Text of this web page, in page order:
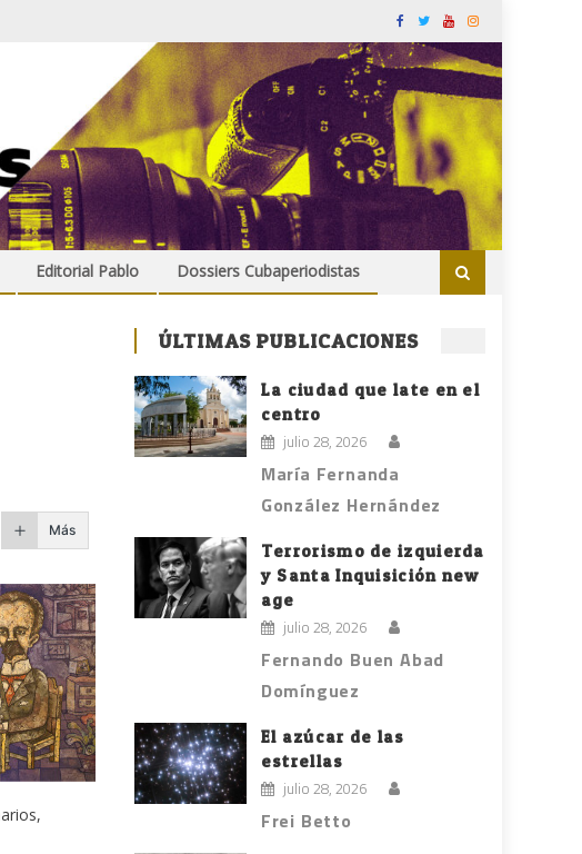
Editorial Pablo Dossiers Cubaperiodistas
Más
ÚLTIMAS PUBLICACIONES
La ciudad que late en el
centro
julio 28, 2026
María Fernanda
González Hernández
Terrorismo de izquierda
y Santa Inquisición new
age
julio 28, 2026
Fernando Buen Abad
Domínguez
El azúcar de las
estrellas
julio 28, 2026
Frei Betto